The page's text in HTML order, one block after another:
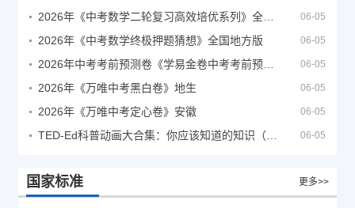
06-05
2026年《中考数学终极押题猜想》全国地方版 06-05
06-05
2026年《万唯中考黑白卷》地生 06-05
2026年《万唯中考定心卷》安徽 06-05
06-05
国家标准 更多>>